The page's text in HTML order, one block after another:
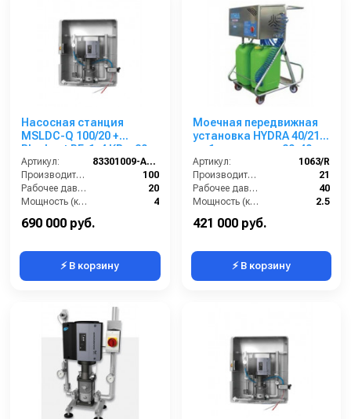
Насосная станция
MSLDC-Q 100/20 +
Blocksat RF, 1x4 КВт, 20
бар, 3 пользователя
Артикул:
83301009-A-RF
Производительность (л/мин):
100
Рабочее давление (бар):
20
Мощность (кВт):
4
690 000 руб.
⚡ В корзину
Моечная передвижная
установка HYDRA 40/21
на 1 оператора, 20-40
бар, 21 л/мин, 400 В
Артикул:
1063/R
Производительность (л/мин):
21
Рабочее давление (бар):
40
Мощность (кВт):
2.5
421 000 руб.
⚡ В корзину